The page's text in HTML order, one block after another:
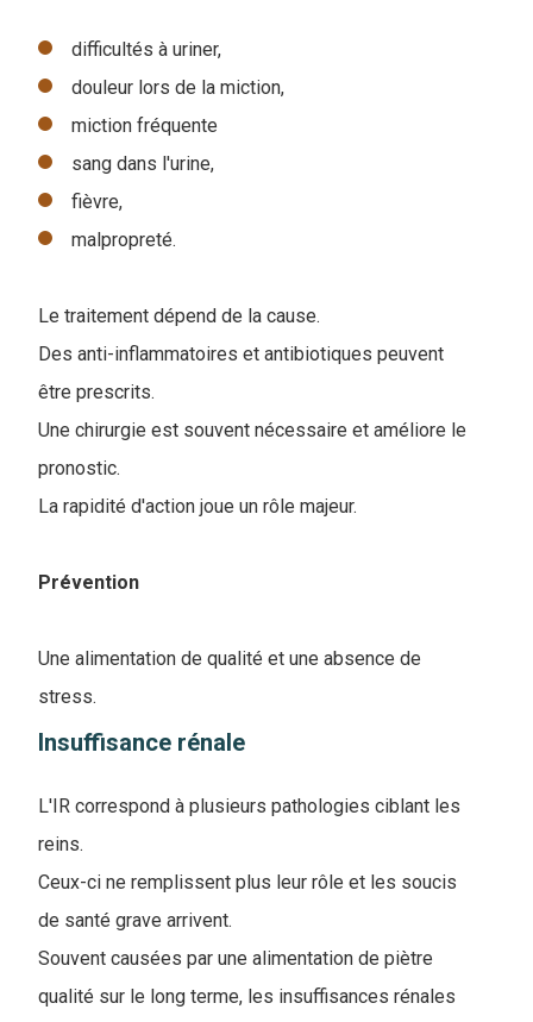
difficultés à uriner,
douleur lors de la miction,
miction fréquente
sang dans l'urine,
fièvre,
malpropreté.
Le traitement dépend de la cause.
Des anti-inflammatoires et antibiotiques peuvent
être prescrits.
Une chirurgie est souvent nécessaire et améliore le
pronostic.
La rapidité d'action joue un rôle majeur.
Prévention
Une alimentation de qualité et une absence de
stress.
Insuffisance rénale
L'IR correspond à plusieurs pathologies ciblant les
reins.
Ceux-ci ne remplissent plus leur rôle et les soucis
de santé grave arrivent.
Souvent causées par une alimentation de piètre
qualité sur le long terme, les insuffisances rénales